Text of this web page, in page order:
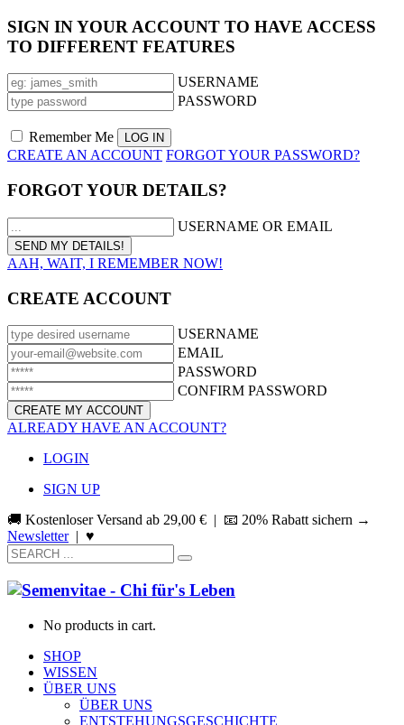
SIGN IN YOUR ACCOUNT TO HAVE ACCESS
TO DIFFERENT FEATURES
USERNAME
PASSWORD
Remember Me
CREATE AN ACCOUNT FORGOT YOUR PASSWORD?
FORGOT YOUR DETAILS?
USERNAME OR EMAIL
AAH, WAIT, I REMEMBER NOW!
CREATE ACCOUNT
USERNAME
EMAIL
PASSWORD
CONFIRM PASSWORD
ALREADY HAVE AN ACCOUNT?
LOGIN
SIGN UP
🚚 Kostenloser Versand ab 29,00 € | 📧 20% Rabatt sichern →
Newsletter| ♥
No products in cart.
SHOP
WISSEN
ÜBER UNS
ÜBER UNS
ENTSTEHUNGSGESCHICHTE